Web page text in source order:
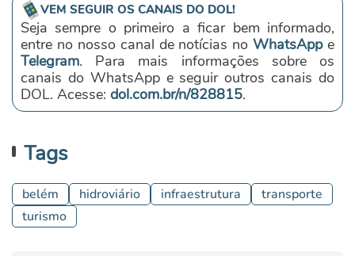
VEM SEGUIR OS CANAIS DO DOL!
Seja sempre o primeiro a ficar bem informado,
entre no nosso canal de notícias noWhatsAppe
Telegram. Para mais informações sobre os
canais do WhatsApp e seguir outros canais do
DOL. Acesse: dol.com.br/n/828815.
Tags
belém hidroviário infraestrutura
transporte
turismo